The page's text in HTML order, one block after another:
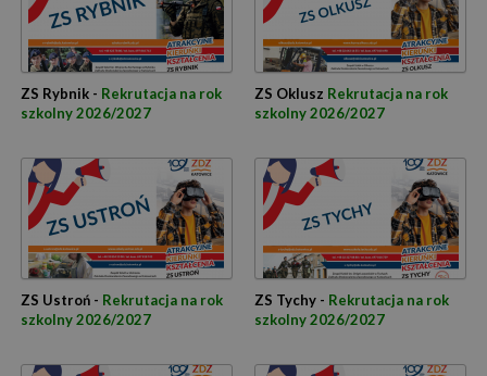
ZS Rybnik - Rekrutacja na rok
szkolny 2026/2027
ZS Oklusz Rekrutacja na rok
szkolny 2026/2027
ZS Ustroń - Rekrutacja na rok
szkolny 2026/2027
ZS Tychy - Rekrutacja na rok
szkolny 2026/2027